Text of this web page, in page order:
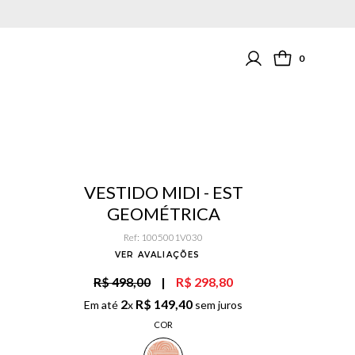
0
VESTIDO MIDI - EST
GEOMÉTRICA
Ref: 1005001V030
VER AVALIAÇÕES
R$ 498,00 | R$ 298,80
Em até 2x R$ 149,40 sem juros
COR